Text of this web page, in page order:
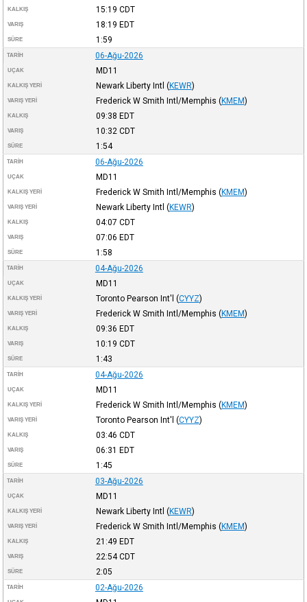
KALKIŞ 15:19 CDT
VARIŞ 18:19 EDT
SÜRE 1:59
TARIH 06-Ağu-2026
UÇAK MD11
KALKIŞ YERI Newark Liberty Intl (KEWR)
VARIŞ YERI Frederick W Smith Intl/Memphis (KMEM)
KALKIŞ 09:38 EDT
VARIŞ 10:32 CDT
SÜRE 1:54
TARIH 06-Ağu-2026
UÇAK MD11
KALKIŞ YERI Frederick W Smith Intl/Memphis (KMEM)
VARIŞ YERI Newark Liberty Intl (KEWR)
KALKIŞ 04:07 CDT
VARIŞ 07:06 EDT
SÜRE 1:58
TARIH 04-Ağu-2026
UÇAK MD11
KALKIŞ YERI Toronto Pearson Int'l (CYYZ)
VARIŞ YERI Frederick W Smith Intl/Memphis (KMEM)
KALKIŞ 09:36 EDT
VARIŞ 10:19 CDT
SÜRE 1:43
TARIH 04-Ağu-2026
UÇAK MD11
KALKIŞ YERI Frederick W Smith Intl/Memphis (KMEM)
VARIŞ YERI Toronto Pearson Int'l (CYYZ)
KALKIŞ 03:46 CDT
VARIŞ 06:31 EDT
SÜRE 1:45
TARIH 03-Ağu-2026
UÇAK MD11
KALKIŞ YERI Newark Liberty Intl (KEWR)
VARIŞ YERI Frederick W Smith Intl/Memphis (KMEM)
KALKIŞ 21:49 EDT
VARIŞ 22:54CDT
SÜRE 2:05
TARIH 02-Ağu-2026